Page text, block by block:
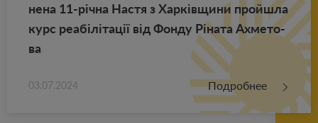
не­на 11-річна Настя з Харківщини прой­ш­ла
курс реабілітації від Фонду Ріната Ах­ме­то­
ва
03.07.2024 Подробнее